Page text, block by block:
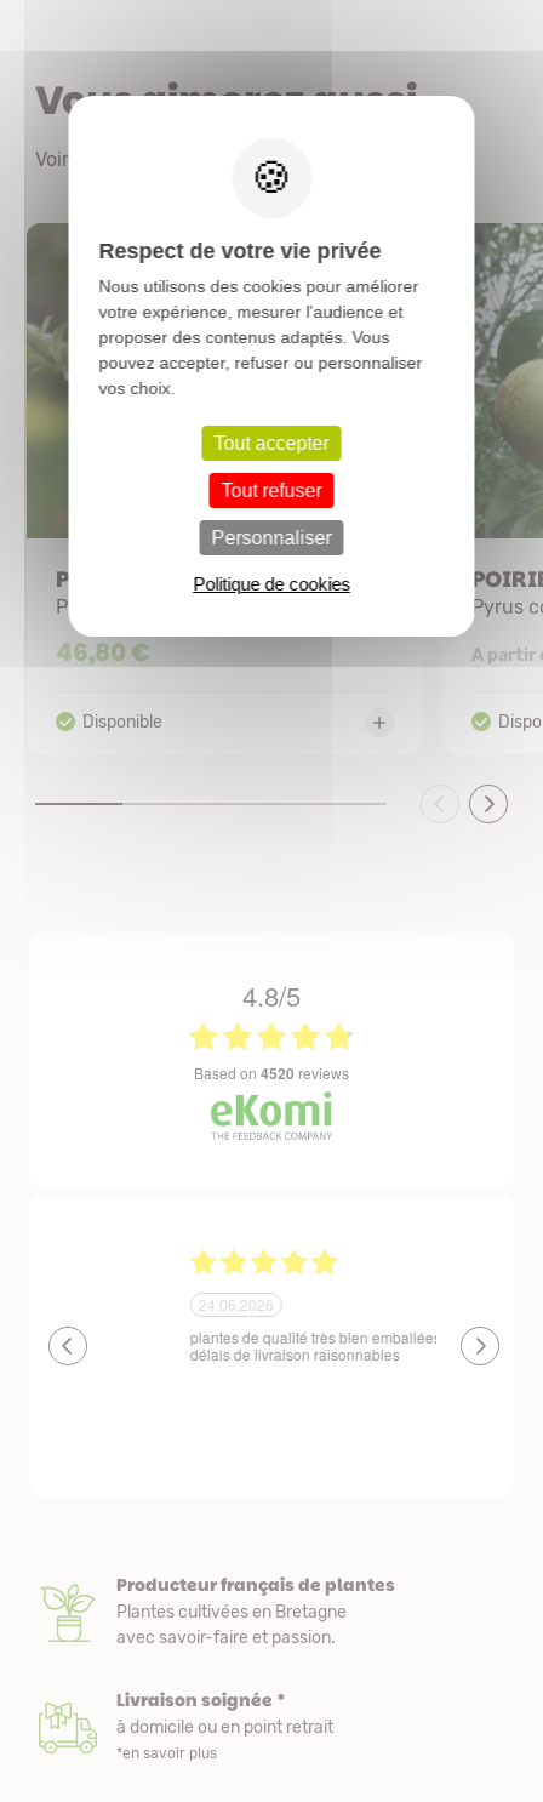
Vous aimerez aussi
Voir les autres produits
POIRIER nain 'Garden Pearl'
Pyrus communis
46,80 €
Pyrus
A partir
4.8/5
based on 4520 reviews
24.06.2026
plantes de qualité très bien emballées et
délais de livraison raisonnables
Un site que
réserve. La
livraison
Producteur français de plantes
Plantes cultivées en Bretagne
avec savoir-faire et passion.
Livraison soignée *
à domicile ou en point retrait
*en savoir plus
Respect de votre vie privée
Nous utilisons des cookies pour améliorer
votre expérience, mesurer l'audience et
proposer des contenus adaptés. Vous
pouvez accepter, refuser ou personnaliser
vos choix.
Tout accepter
Tout refuser
Personnaliser
Politique de cookies